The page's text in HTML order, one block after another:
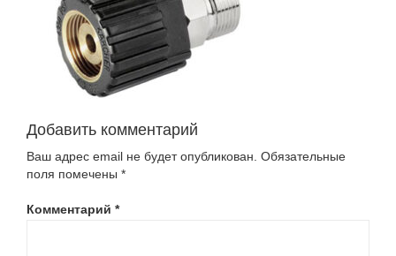
Добавить комментарий
Ваш адрес email не будет опубликован. Обязательные
поля помечены *
Комментарий *